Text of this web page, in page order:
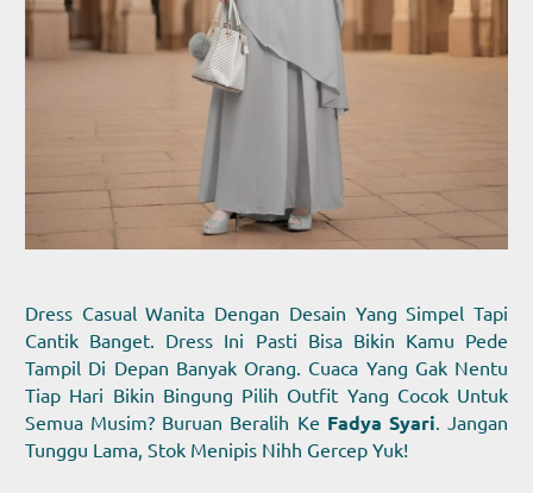
Dress Casual Wanita Dengan Desain Yang Simpel Tapi
Cantik Banget. Dress Ini Pasti Bisa Bikin Kamu Pede
Tampil Di Depan Banyak Orang. Cuaca Yang Gak Nentu
Tiap Hari Bikin Bingung Pilih Outfit Yang Cocok Untuk
Semua Musim? Buruan Beralih Ke Fadya Syari. Jangan
Tunggu Lama, Stok Menipis Nihh Gercep Yuk!